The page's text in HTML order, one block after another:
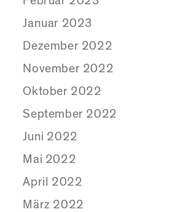
Januar 2023
Dezember 2022
November 2022
Oktober 2022
September 2022
Juni 2022
Mai 2022
April 2022
März 2022